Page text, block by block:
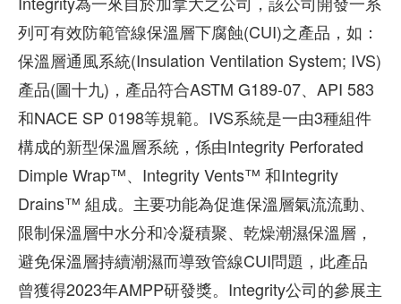
列可有效防範管線保溫層下腐蝕(CUI)之產品，如：
保溫層通風系統(Insulation Ventilation System; IVS)
產品(圖十九)，產品符合ASTM G189-07、API 583
和NACE SP 0198等規範。IVS系統是一由3種組件
構成的新型保溫層系統，係由Integrity Perforated
Dimple Wrap™、Integrity Vents™ 和Integrity
Drains™ 組成。主要功能為促進保溫層氣流流動、
限制保溫層中水分和冷凝積聚、乾燥潮濕保溫層，
避免保溫層持續潮濕而導致管線CUI問題，此產品
曾獲得2023年AMPP研發獎。Integrity公司的參展主